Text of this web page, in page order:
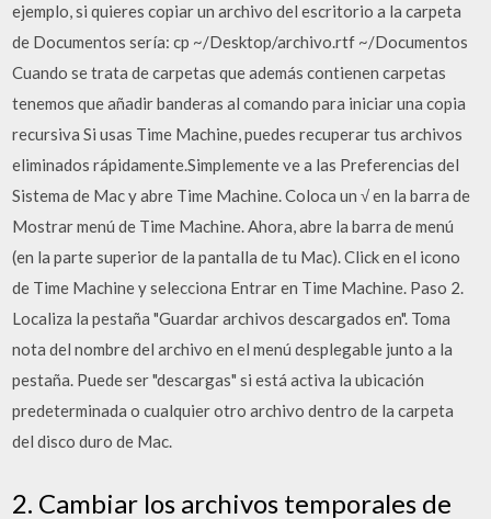
ejemplo, si quieres copiar un archivo del escritorio a la carpeta
de Documentos sería: cp ~/Desktop/archivo.rtf ~/Documentos
Cuando se trata de carpetas que además contienen carpetas
tenemos que añadir banderas al comando para iniciar una copia
recursiva Si usas Time Machine, puedes recuperar tus archivos
eliminados rápidamente.Simplemente ve a las Preferencias del
Sistema de Mac y abre Time Machine. Coloca un √ en la barra de
Mostrar menú de Time Machine. Ahora, abre la barra de menú
(en la parte superior de la pantalla de tu Mac). Click en el icono
de Time Machine y selecciona Entrar en Time Machine. Paso 2.
Localiza la pestaña "Guardar archivos descargados en". Toma
nota del nombre del archivo en el menú desplegable junto a la
pestaña. Puede ser "descargas" si está activa la ubicación
predeterminada o cualquier otro archivo dentro de la carpeta
del disco duro de Mac.
2. Cambiar los archivos temporales de